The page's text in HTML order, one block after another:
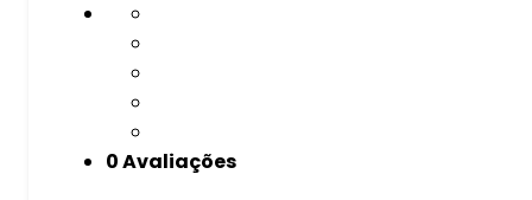
0 Avaliações